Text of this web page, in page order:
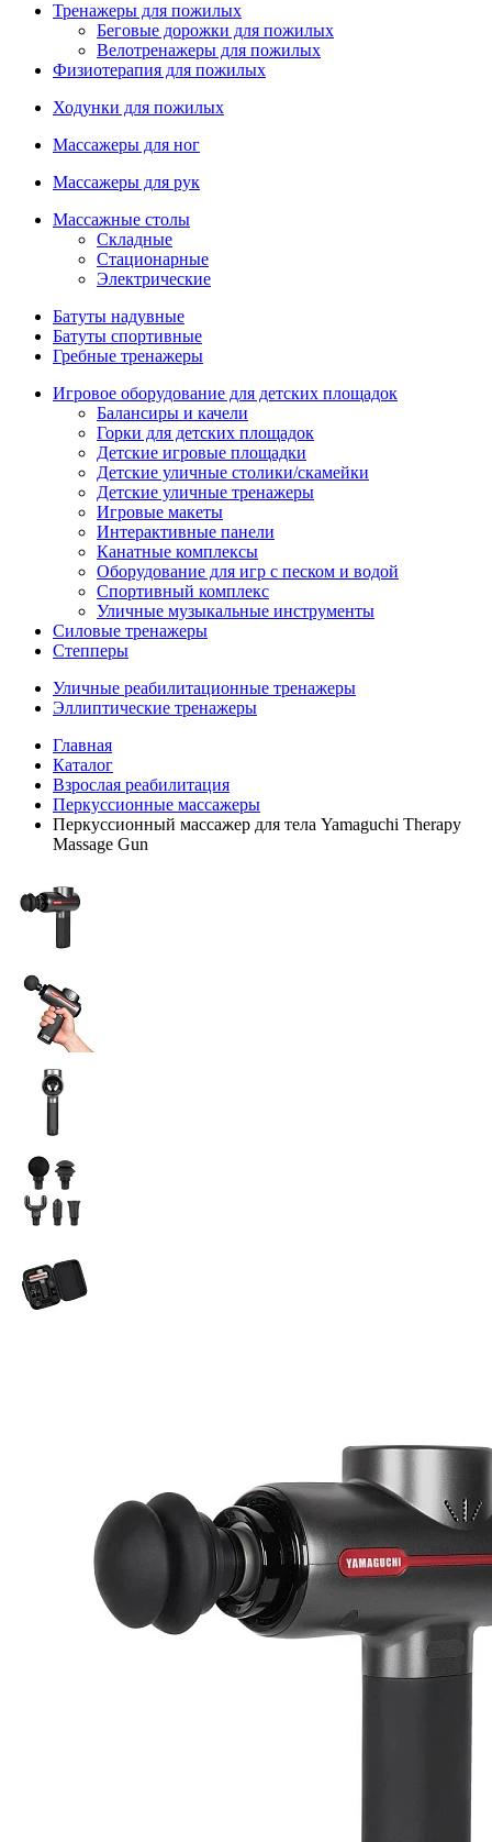
Тренажеры для пожилых
Беговые дорожки для пожилых
Велотренажеры для пожилых
Физиотерапия для пожилых
Ходунки для пожилых
Массажеры для ног
Массажеры для рук
Массажные столы
Складные
Стационарные
Электрические
Батуты надувные
Батуты спортивные
Гребные тренажеры
Игровое оборудование для детских площадок
Балансиры и качели
Горки для детских площадок
Детские игровые площадки
Детские уличные столики/скамейки
Детские уличные тренажеры
Игровые макеты
Интерактивные панели
Канатные комплексы
Оборудование для игр с песком и водой
Спортивный комплекс
Уличные музыкальные инструменты
Силовые тренажеры
Степперы
Уличные реабилитационные тренажеры
Эллиптические тренажеры
Главная
Каталог
Взрослая реабилитация
Перкуссионные массажеры
Перкуссионный массажер для тела Yamaguchi Therapy
Massage Gun